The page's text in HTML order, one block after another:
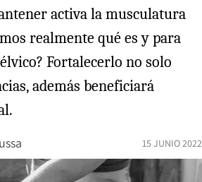
activa la musculatura
realmente qué es y para
Fortalecerlo no solo
además beneficiará
15 JUNIO 2022